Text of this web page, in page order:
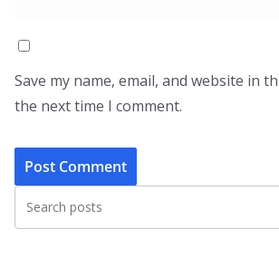
Save my name, email, and website in
the next time I comment.